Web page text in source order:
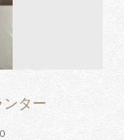
ンター